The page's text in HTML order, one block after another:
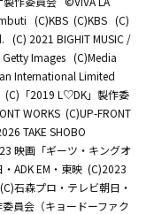
(C)KBS (C)KBS (C)
(C) 2021 BIGHIT MUSIC /
Images (C)Media
International Limited
(C)「2019 L♡DK」製作委
WORKS (C)UP-FRONT
TAKE SHOBO
映画「ギーツ・キングオ
ADK EM・東映 (C)2023
石森プロ・テレビ朝日・
員会（キョードーファク